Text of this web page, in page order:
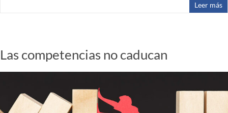
Leer más
Las competencias no caducan